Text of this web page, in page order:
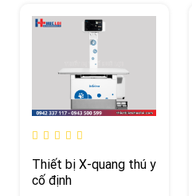
Thiết bị X-quang thú y
cố định